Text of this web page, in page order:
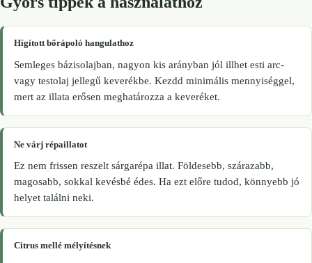
Hígított bőrápoló hangulathoz
Semleges bázisolajban, nagyon kis arányban jól illhet esti arc-
vagy testolaj jellegű keverékbe. Kezdd minimális mennyiséggel,
mert az illata erősen meghatározza a keveréket.
Ne várj répaillatot
Ez nem frissen reszelt sárgarépa illat. Földesebb, szárazabb,
magosabb, sokkal kevésbé édes. Ha ezt előre tudod, könnyebb jó
helyet találni neki.
Citrus mellé mélyítésnek